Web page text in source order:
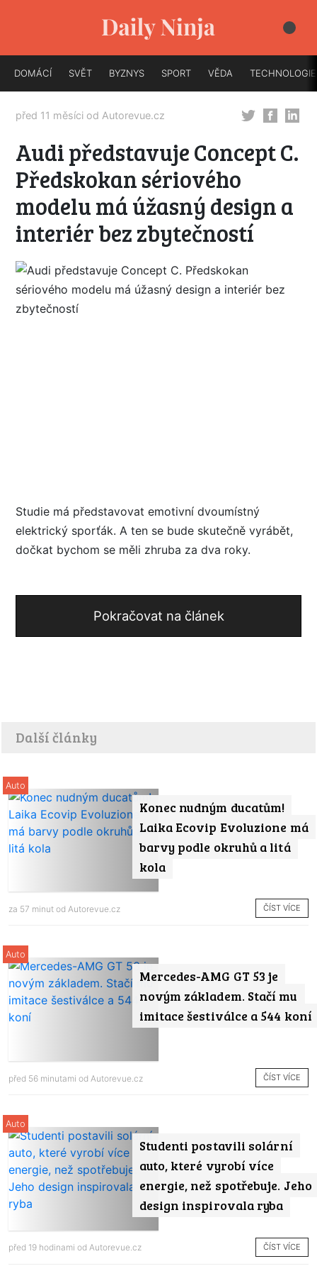
DOMÁCÍ SVĚT BYZNYS SPORT VĚDA TECHNOLOGIE
před 11 měsíci od Autorevue.cz
Audi představuje Concept C.
Předskokan sériového
modelu má úžasný design a
interiér bez zbytečností
Studie má představovat emotivní dvoumístný
elektrický sporťák. A ten se bude skutečně vyrábět,
dočkat bychom se měli zhruba za dva roky.
Pokračovat na článek
Další články
Konec nudným ducatům!
Laika Ecovip Evoluzione má
barvy podle okruhů a litá
kola
Auto
za 57 minut od Autorevue.cz ČÍST VÍCE
Mercedes-AMG GT 53 je
novým základem. Stačí mu
imitace šestiválce a 544 koní
Auto
před 56 minutami od Autorevue.cz ČÍST VÍCE
Studenti postavili solární
auto, které vyrobí více
energie, než spotřebuje. Jeho
design inspirovala ryba
Auto
před 19 hodinami od Autorevue.cz ČÍST VÍCE